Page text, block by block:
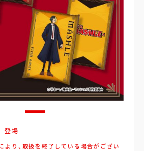
登場
り、取扱を終了している場合がござい